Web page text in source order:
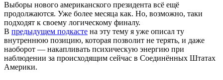
Выборы нового американского президента всё ещё
продолжаются. Уже более месяца как. Но, возможно, таки
подходят к своему логическому финалу.
В предыдущем подкасте на эту тему я уже описал ту
внутреннюю позицию, которая позволит не терять, и даже
наоборот — накапливать психическую энергию при
наблюдении за происходящим сейчас в Соединённых Штатах
Америки.